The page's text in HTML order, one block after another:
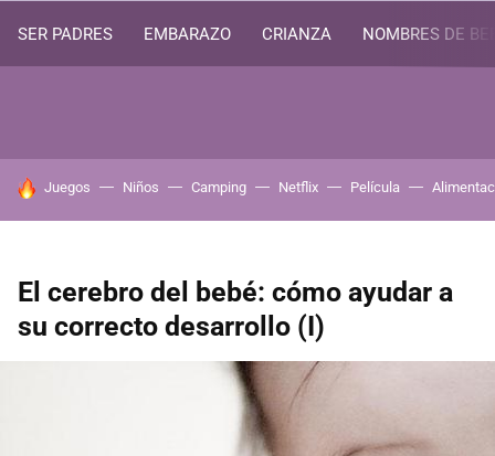
SER PADRES EMBARAZO CRIANZA NOMBRES DE
HOY SE HABLA DE
Juegos Niños Camping Netflix Película
El cerebro del bebé: cómo ayudar a
su correcto desarrollo (I)